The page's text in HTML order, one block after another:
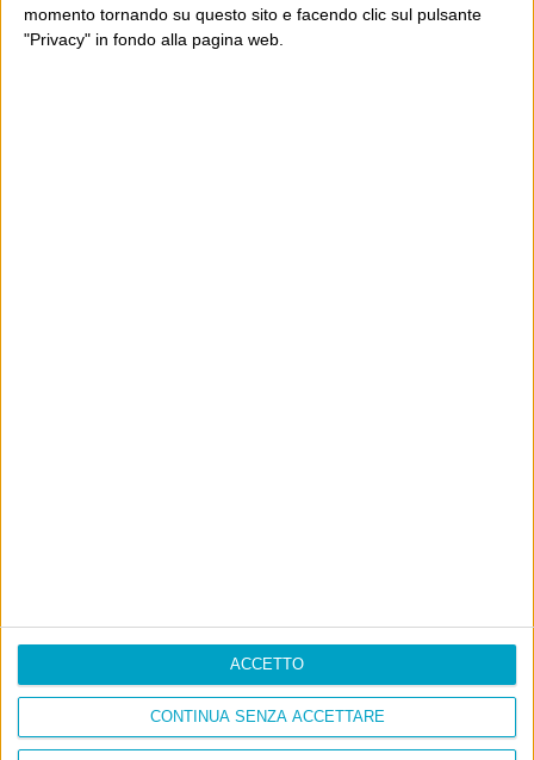
momento tornando su questo sito e facendo clic sul pulsante
"Privacy" in fondo alla pagina web.
CONTINUA SENZA ACCETTARE
ACCETTO